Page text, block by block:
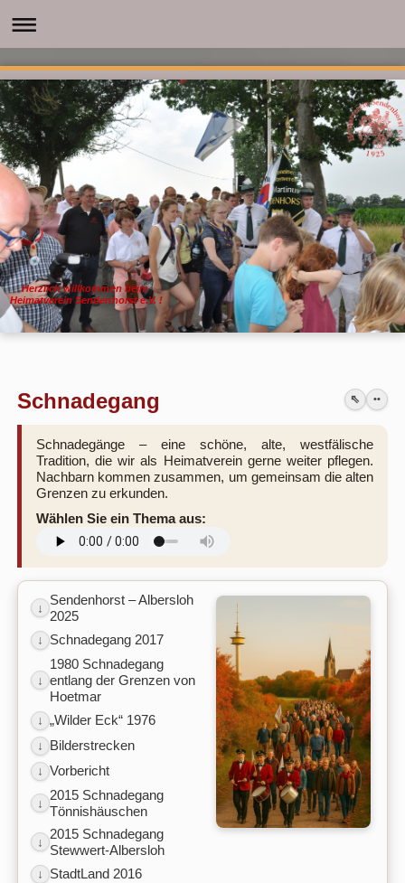
Herzlich willkommen beim
Heimatverein Sendenhorst e.V. !
Schnadegang ⇖ ••
Schnadegänge – eine schöne, alte, westfälische
Tradition, die wir als Heimatverein gerne weiter pflegen.
Nachbarn kommen zusammen, um gemeinsam die alten
Grenzen zu erkunden.
Wählen Sie ein Thema aus:
↓
Sendenhorst – Albersloh
2025
↓ Schnadegang 2017
↓
1980 Schnadegang
entlang der Grenzen von
Hoetmar
↓ „Wilder Eck“ 1976
↓ Bilderstrecken
↓ Vorbericht
↓
2015 Schnadegang
Tönnishäuschen
↓
2015 Schnadegang
Stewwert-Albersloh
↓ StadtLand 2016